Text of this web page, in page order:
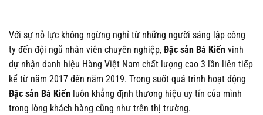
Với sự nỗ lực không ngừng nghỉ từ những người sáng lập công
ty đến đội ngũ nhân viên chuyên nghiệp, Đặc sản Bá Kiến vinh
dự nhận danh hiệu Hàng Việt Nam chất lượng cao 3 lần liên tiếp
kể từ năm 2017 đến năm 2019. Trong suốt quá trình hoạt động
Đặc sản Bá Kiến luôn khẳng định thương hiệu uy tín của mình
trong lòng khách hàng cũng như trên thị trường.